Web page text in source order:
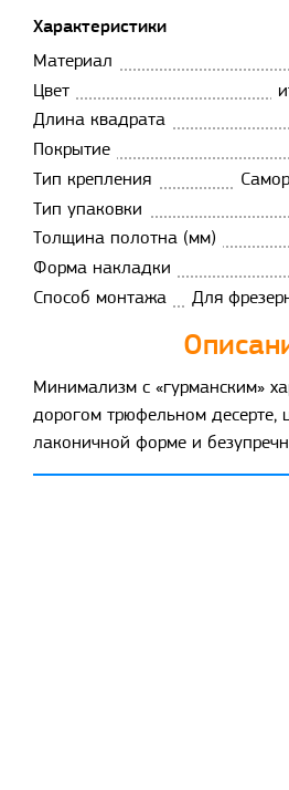
Характеристики
Материал
Цвет
Длина квадрата
Покрытие
Тип крепления
Тип упаковки
Толщина полотна (мм)
Форма накладки
Способ монтажа
Для
Минимализм с «гурманским»
дорогом трюфельном
лаконичной форме и